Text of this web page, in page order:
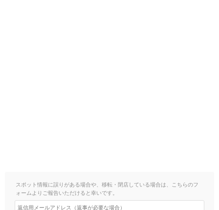
スポット情報に誤りがある場合や、移転・閉店している場合は、こちらのフ
ォームよりご報告いただけると幸いです。